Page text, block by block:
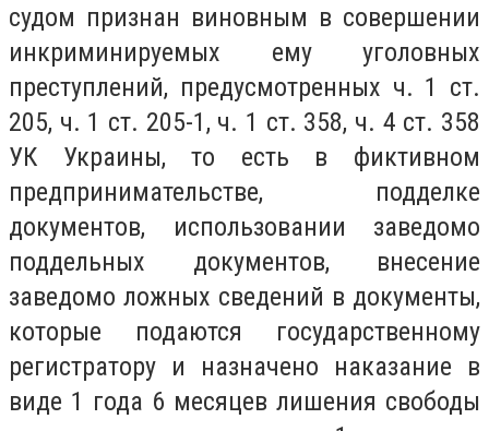
судом признан виновным в совершении
инкриминируемых ему уголовных
преступлений, предусмотренных ч. 1 ст.
205, ч. 1 ст. 205-1, ч. 1 ст. 358, ч. 4 ст. 358
УК Украины, то есть в фиктивном
предпринимательстве, подделке
документов, использовании заведомо
поддельных документов, внесение
заведомо ложных сведений в документы,
которые подаются государственному
регистратору и назначено наказание в
виде 1 года 6 месяцев лишения свободы